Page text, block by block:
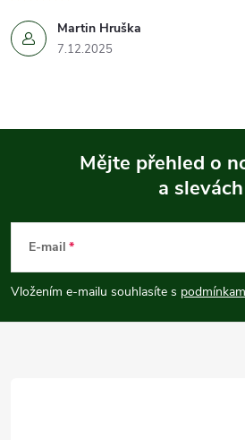
Martin Hruška
7.12.2025
p
a
Mějte přehled o
a slevách
E-mail
Vložením e-mailu souhlasíte s